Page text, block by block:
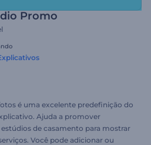
Promo
é uma excelente predefinição do
Ajuda a promover
de casamento para mostrar
Você pode adicionar ou